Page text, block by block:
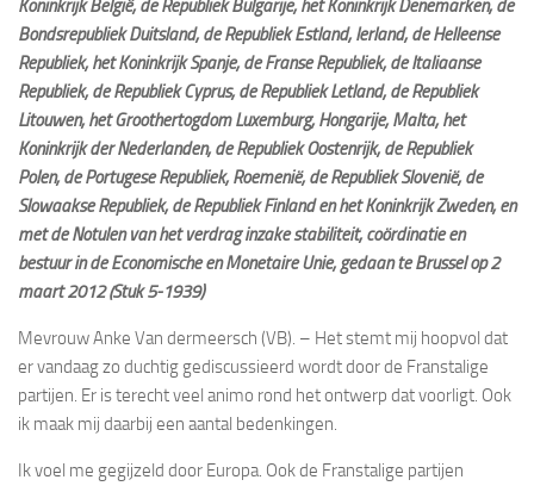
Koninkrijk België, de Republiek Bulgarije, het Koninkrijk Denemarken, de
Bondsrepubliek Duitsland, de Republiek Estland, Ierland, de Helleense
Republiek, het Koninkrijk Spanje, de Franse Republiek, de Italiaanse
Republiek, de Republiek Cyprus, de Republiek Letland, de Republiek
Litouwen, het Groothertogdom Luxemburg, Hongarije, Malta, het
Koninkrijk der Nederlanden, de Republiek Oostenrijk, de Republiek
Polen, de Portugese Republiek, Roemenië, de Republiek Slovenië, de
Slowaakse Republiek, de Republiek Finland en het Koninkrijk Zweden, en
met de Notulen van het verdrag inzake stabiliteit, coördinatie en
bestuur in de Economische en Monetaire Unie, gedaan te Brussel op 2
maart 2012 (Stuk 5-1939)
Mevrouw Anke Van dermeersch (VB). – Het stemt mij hoopvol dat
er vandaag zo duchtig gediscussieerd wordt door de Franstalige
partijen. Er is terecht veel animo rond het ontwerp dat voorligt. Ook
ik maak mij daarbij een aantal bedenkingen.
Ik voel me gegijzeld door Europa. Ook de Franstalige partijen